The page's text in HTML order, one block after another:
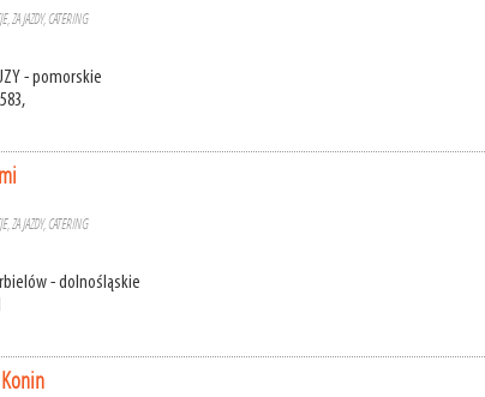
ZAJAZDY, CATERING
- pomorskie
ZAJAZDY, CATERING
- dolnośląskie
Konin